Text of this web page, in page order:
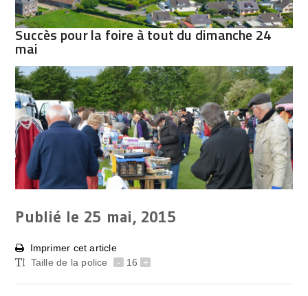
Succès pour la foire à tout du dimanche 24
mai
Publié le 25 mai, 2015
Imprimer cet article
Taille de la police
- 16 +